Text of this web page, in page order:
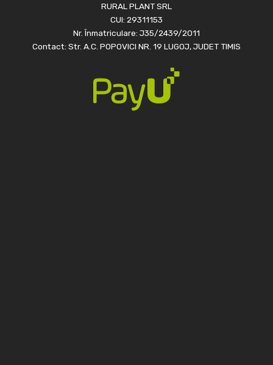
RURAL PLANT SRL
CUI: 29311153
Nr. Înmatriculare: J35/2439/2011
Contact: Str. A.C. POPOVICI NR. 19 LUGOJ, JUDET TIMIS